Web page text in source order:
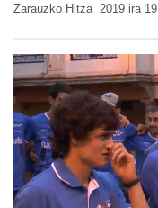
Zarauzko Hitza 2019 ira 19